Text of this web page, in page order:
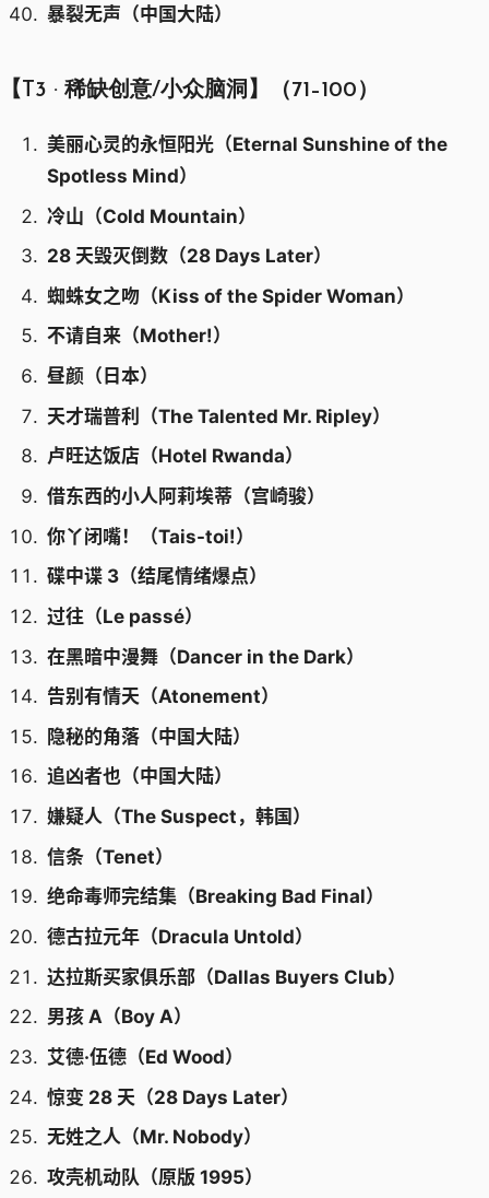
暴裂无声（中国大陆）
【T3 · 稀缺创意/小众脑洞】（71–100）
美丽心灵的永恒阳光（Eternal Sunshine of the
Spotless Mind）
冷山（Cold Mountain）
28 天毁灭倒数（28 Days Later）
蜘蛛女之吻（Kiss of the Spider Woman）
不请自来（Mother!）
昼颜（日本）
天才瑞普利（The Talented Mr. Ripley）
卢旺达饭店（Hotel Rwanda）
借东西的小人阿莉埃蒂（宫崎骏）
你丫闭嘴！（Tais-toi!）
碟中谍 3（结尾情绪爆点）
过往（Le passé）
在黑暗中漫舞（Dancer in the Dark）
告别有情天（Atonement）
隐秘的角落（中国大陆）
追凶者也（中国大陆）
嫌疑人（The Suspect，韩国）
信条（Tenet）
绝命毒师完结集（Breaking Bad Final）
德古拉元年（Dracula Untold）
达拉斯买家俱乐部（Dallas Buyers Club）
男孩 A（Boy A）
艾德·伍德（Ed Wood）
惊变 28 天（28 Days Later）
无姓之人（Mr. Nobody）
攻壳机动队（原版 1995）